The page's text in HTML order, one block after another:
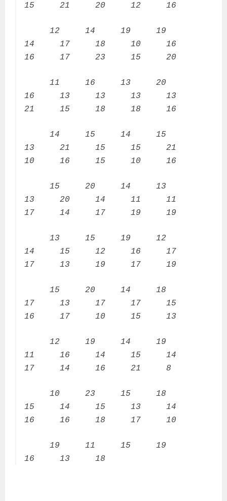
15 21 20 12 16
12 14 19 19
14 17 18 10 16
16 17 23 15 20
11 16 13 20
16 13 13 13 13
21 15 18 18 16
14 15 14 15
13 21 15 15 21
10 16 15 10 16
15 20 14 13
13 20 14 11 11
17 14 17 19 19
13 15 19 12
14 15 12 16 17
17 13 19 17 19
15 20 14 18
17 13 17 17 15
16 17 10 15 13
12 19 14 19
11 16 14 15 14
17 14 16 21 8
10 23 15 18
15 14 15 13 14
16 16 18 17 10
19 11 15 19
16 13 18